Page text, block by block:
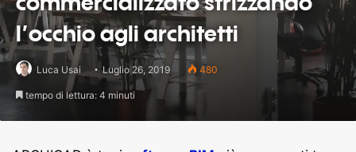
l’occhio agli architetti
Luca Usai Luglio 26, 2019 480
tempo di lettura: 4 minuti